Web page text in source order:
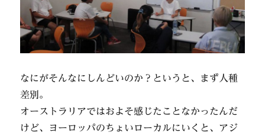
なにがそんなにしんどいのか？というと、まず人種
差別。
オーストラリアではおよそ感じたことなかったんだ
けど、ヨーロッパのちょいローカルにいくと、アジ